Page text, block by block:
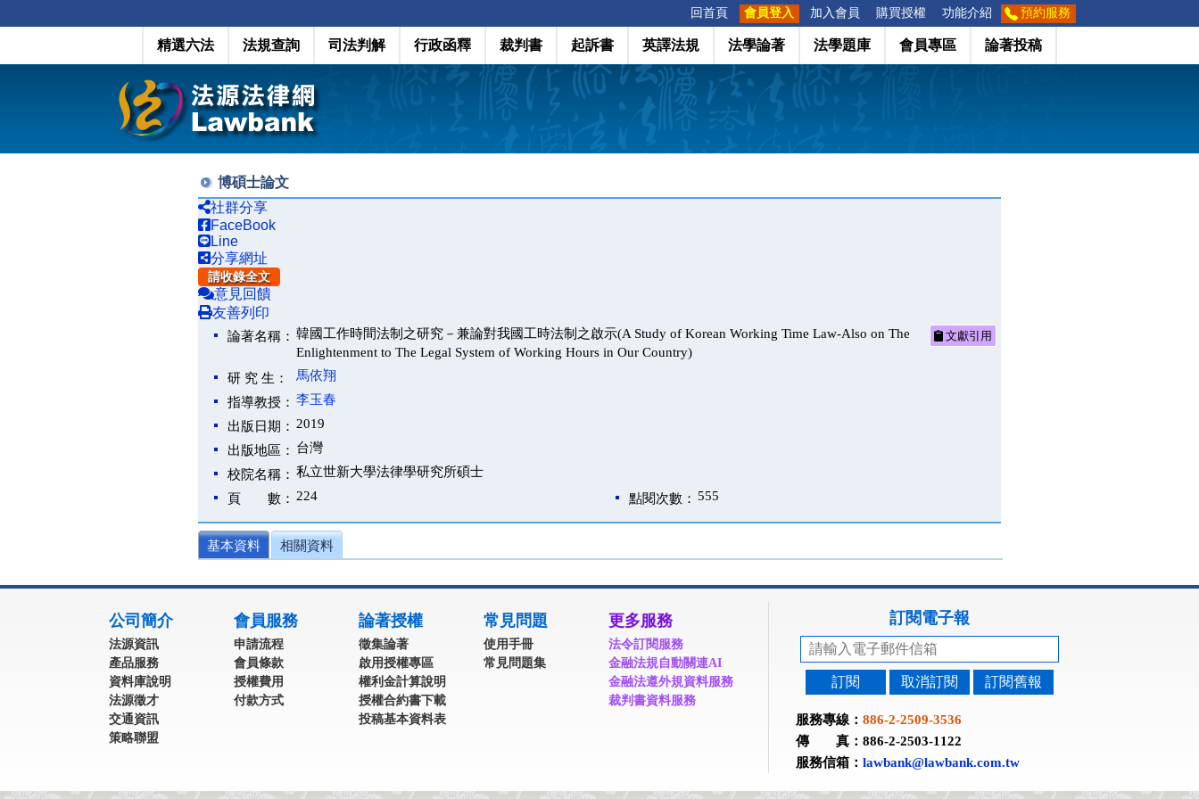
回首頁 會員登入 加入會員 購買授權 功能介紹 預約服務
精選六法 法規查詢 司法判解 行政函釋 裁判書 起訴書 英譯法規 法學論著 法學題庫 會員專區 論著投稿
博碩士論文
社群分享
FaceBook
Line
分享網址
請收錄全文
意見回饋
友善列印
論著名稱： 韓國工作時間法制之研究－兼論對我國工時法制之啟示(A Study of Korean Working Time Law-Also on The
Enlightenment to The Legal System of Working Hours in Our Country)
文獻引用
研 究 生：
馬依翔
指導教授： 李玉春
出版日期： 2019
出版地區： 台灣
校院名稱： 私立世新大學法律學研究所碩士
頁 數： 224 點閱次數： 555
基本資料 相關資料
公司簡介
法源資訊
產品服務
資料庫說明
法源徵才
交通資訊
策略聯盟
會員服務
申請流程
會員條款
授權費用
付款方式
論著授權
徵集論著
啟用授權專區
權利金計算說明
授權合約書下載
投稿基本資料表
常見問題
使用手冊
常見問題集
更多服務
法令訂閱服務
金融法規自動關連AI
金融法遵外規資料服務
裁判書資料服務
訂閱電子報
訂閱 取消訂閱 訂閱舊報
服務專線： 886-2-2509-3536
傳 真：886-2-2503-1122
服務信箱： lawbank@lawbank.com.tw